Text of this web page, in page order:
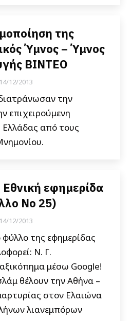
της
Ύμνος – Ύμνος
ΒΙΝΤΕΟ
14/12/2013
την
επιχειρούμενη
Ελλάδας από τους
εφημερίδα
Νο 25)
14/12/2013
της εφημερίδας
Ν. Γ.
μέσω Google!
θέλουν την Αθήνα –
στον Ελαιώνα
λιανεμπόρων